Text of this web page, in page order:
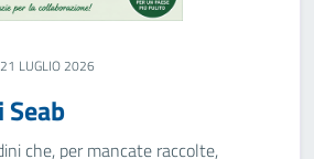
LUGLIO 2026
che, per mancate raccolte,